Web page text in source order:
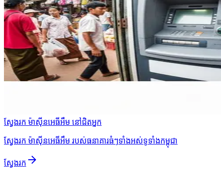
ស្វែងរក ម៉ាស៊ីនអេធីអឹម នៅជិតអ្នក
ស្វែងរក ម៉ាស៊ីនអេធីអឹម របស់ធនាគារធំៗទាំងអស់ទូទាំងកម្ពុជា
ស្វែងរក